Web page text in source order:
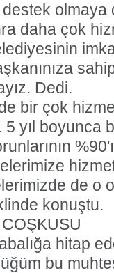
olmaya
daha çok
Dedi.
bir çok
5 yıl boyunca
de o
konuştu.
hitap
bu